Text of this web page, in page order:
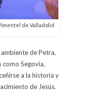
de Valladolid
de Petra,
como Segovia,
a la historia y
de Jesús.